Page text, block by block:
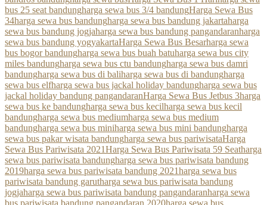
bus 25 seat bandungharga sewa bus 3/4 bandungHarga Sewa Bus
34harga sewa bus bandungharga sewa bus bandung jakartaharga
sewa bus bandung jogjaharga sewa bus bandung pangandaranharga
sewa bus bandung yogyakartaHarga Sewa Bus Besarharga sewa
bus bogor bandungharga sewa bus buah batuharga sewa bus city
miles bandungharga sewa bus ctu bandungharga sewa bus damri
bandungharga sewa bus di baliharga sewa bus di bandungharga
sewa bus elfharga sewa bus jackal holiday bandungharga sewa bus
jackal holiday bandung pangandaranHarga Sewa Bus Jetbus 3harga
sewa bus ke bandungharga sewa bus kecilharga sewa bus kecil
bandungharga sewa bus mediumharga sewa bus medium
bandungharga sewa bus miniharga sewa bus mini bandungharga
sewa bus pakar wisata bandungharga sewa bus pariwisataHarga
Sewa Bus Pariwisata 2021Harga Sewa Bus Pariwisata 59 Seatharga
sewa bus pariwisata bandungharga sewa bus pariwisata bandung
2019harga sewa bus pariwisata bandung 2021harga sewa bus
pariwisata bandung garutharga sewa bus pariwisata bandung
jogjaharga sewa bus pariwisata bandung pangandaranharga sewa